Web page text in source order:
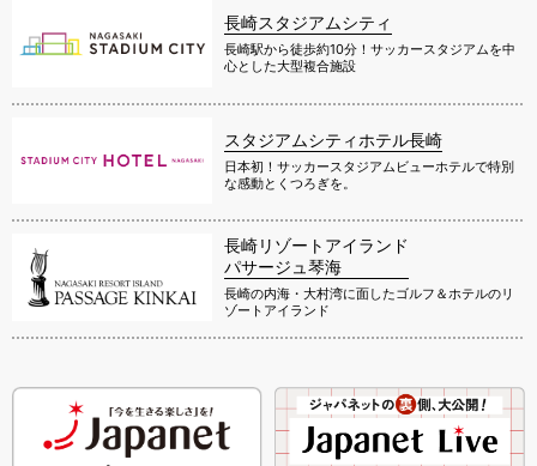
長崎スタジアムシティ
長崎駅から徒歩約10分！サッカースタジアムを中
心とした大型複合施設
スタジアムシティホテル長崎
日本初！サッカースタジアムビューホテルで特別
な感動とくつろぎを。
長崎リゾートアイランド
パサージュ琴海
長崎の内海・大村湾に面したゴルフ＆ホテルのリ
ゾートアイランド